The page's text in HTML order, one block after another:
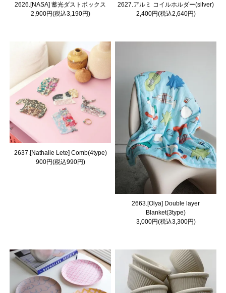
2626.[NASA] 蓄光ダストボックス
2,900円(税込3,190円)
2627.アルミ コイルホルダー(silver)
2,400円(税込2,640円)
2637.[Nathalie Lete] Comb(4type)
900円(税込990円)
2663.[Olya] Double layer
Blanket(3type)
3,000円(税込3,300円)